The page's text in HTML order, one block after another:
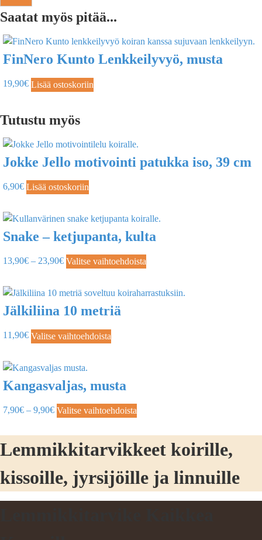
Saatat myös pitää...
FinNero Kunto Lenkkeilyvyö, musta
19,90€ Lisää ostoskoriin
Tutustu myös
Jokke Jello motivointi patukka iso, 39 cm
6,90€ Lisää ostoskoriin
Snake – ketjupanta, kulta
13,90€ – 23,90€ Valitse vaihtoehdoista
Jälkiliina 10 metriä
11,90€ Valitse vaihtoehdoista
Kangasvaljas, musta
7,90€ – 9,90€ Valitse vaihtoehdoista
Lemmikkitarvikkeet koirille,
kissoille, jyrsijöille ja linnuille